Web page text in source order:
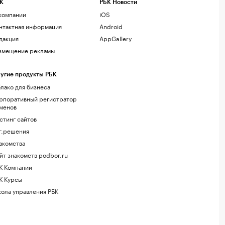
информация
рекламы
продукты РБК
для бизнеса
регистратор
сайтов
знакомств podbor.ru
Компании
Курсы
управления РБК
РБК Новости
iOS
Android
AppGallery